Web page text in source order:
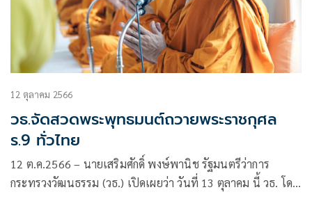
12 ตุลาคม 2566
วธ.จัดสวดพระพุทธมนต์ถวายพระราชกุศล
ร.9 ทั่วไทย
12 ต.ค.2566 – นายเสริมศักดิ์ พงษ์พานิช รัฐมนตรีว่าการ
กระทรวงวัฒนธรรม (วธ.) เปิดเผยว่า วันที่ 13 ตุลาคม นี้ วธ. โดย